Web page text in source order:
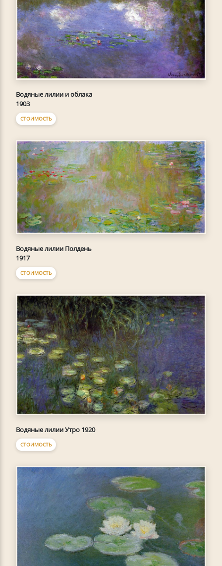
Водяные лилии и облака
1903
СТОИМОСТЬ
Водяные лилии Полдень
1917
СТОИМОСТЬ
Водяные лилии Утро 1920
СТОИМОСТЬ